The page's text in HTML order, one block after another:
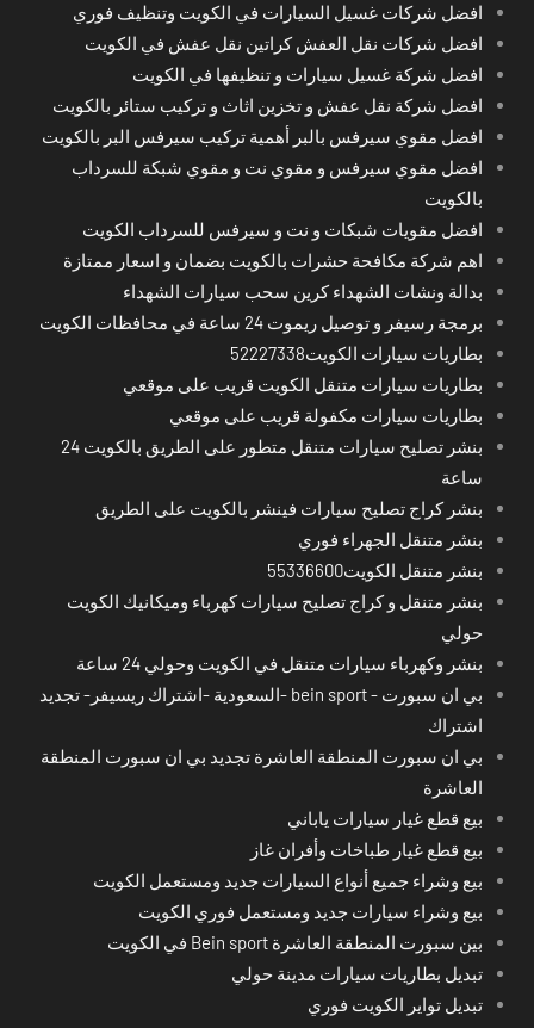
افضل شركات غسيل السيارات في الكويت وتنظيف فوري
افضل شركات نقل العفش كراتين نقل عفش في الكويت
افضل شركة غسيل سيارات و تنظيفها في الكويت
افضل شركة نقل عفش و تخزين اثاث و تركيب ستائر بالكويت
افضل مقوي سيرفس بالبر أهمية تركيب سيرفس البر بالكويت
افضل مقوي سيرفس و مقوي نت و مقوي شبكة للسرداب
بالكويت
افضل مقويات شبكات و نت و سيرفس للسرداب الكويت
اهم شركة مكافحة حشرات بالكويت بضمان و اسعار ممتازة
بدالة ونشات الشهداء كرين سحب سيارات الشهداء
برمجة رسيفر و توصيل ريموت 24 ساعة في محافظات الكويت
بطاريات سيارات الكويت52227338
بطاريات سيارات متنقل الكويت قريب على موقعي
بطاريات سيارات مكفولة قريب على موقعي
بنشر تصليح سيارات متنقل متطور على الطريق بالكويت 24
ساعة
بنشر كراج تصليح سيارات فينشر بالكويت على الطريق
بنشر متنقل الجهراء فوري
بنشر متنقل الكويت55336600
بنشر متنقل و كراج تصليح سيارات كهرباء وميكانيك الكويت
حولي
بنشر وكهرباء سيارات متنقل في الكويت وحولي 24 ساعة
بي ان سبورت - bein sport -السعودية -اشتراك ريسيفر- تجديد
اشتراك
بي ان سبورت المنطقة العاشرة تجديد بي ان سبورت المنطقة
العاشرة
بيع قطع غيار سيارات ياباني
بيع قطع غيار طباخات وأفران غاز
بيع وشراء جميع أنواع السيارات جديد ومستعمل الكويت
بيع وشراء سيارات جديد ومستعمل فوري الكويت
بين سبورت المنطقة العاشرة Bein sport في الكويت
تبديل بطاريات سيارات مدينة حولي
تبديل تواير الكويت فوري